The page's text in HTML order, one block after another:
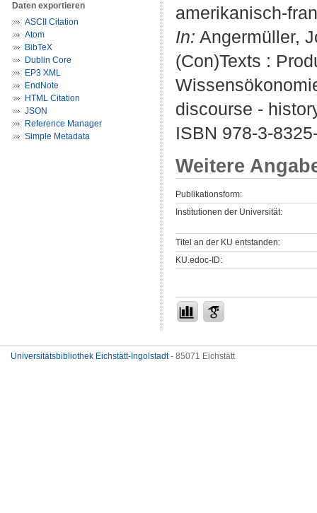
Daten exportieren
ASCII Citation
Atom
BibTeX
Dublin Core
EP3 XML
EndNote
HTML Citation
JSON
Reference Manager
Simple Metadata
amerikanisch-
In: Angermüller,
(Con)Texts :
discourse -
ISBN 978-3-
Weitere
Publikationsform:
Institutionen der Universität:
Titel an der KU entstanden:
KU.edoc-ID:
Universitätsbibliothek Eichstätt-Ingolstadt- 85071 Eichstätt